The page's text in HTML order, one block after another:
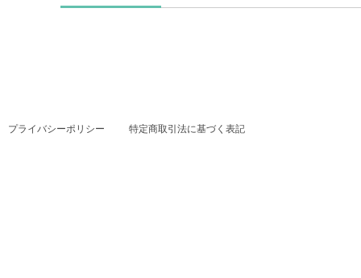
プライバシーポリシー 特定商取引法に基づく表記